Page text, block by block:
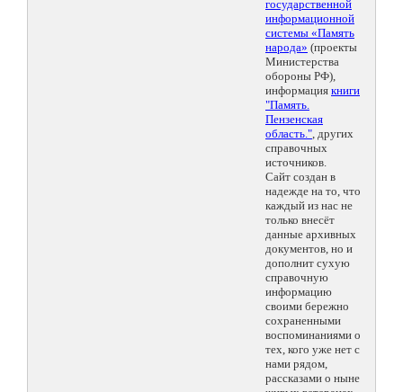
государственной
информационной
системы «Память
народа» (проекты
Министерства
обороны РФ),
информация книги
"Память.
Пензенская
область.", других
справочных
источников.
Сайт создан в
надежде на то, что
каждый из нас не
только внесёт
данные архивных
документов, но и
дополнит сухую
справочную
информацию
своими бережно
сохраненными
воспоминаниями о
тех, кого уже нет с
нами рядом,
рассказами о ныне